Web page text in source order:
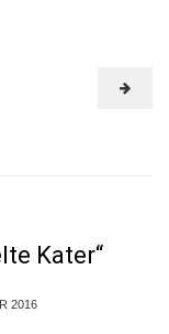
Kater“
2016